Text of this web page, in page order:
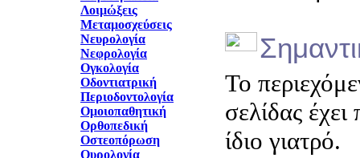
Λοιμώξεις
Μεταμοσχεύσεις
Νευρολογία
Νεφρολογία
Ογκολογία
Οδοντιατρική
Περιοδοντολογία
Ομοιοπαθητική
Ορθοπεδική
Οστεοπόρωση
Ουρολογία
Το
σελίδας
ίδιο γιατρό.